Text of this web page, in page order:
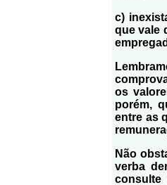
c)
que vale
os
porém,
entre as
Não
verba
consulte